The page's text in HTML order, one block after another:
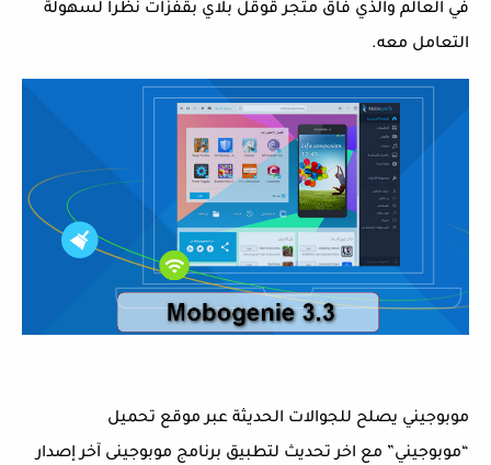
في العالم والذي فاق متجر قوقل بلاي بقفزات نظراً لسهولة
التعامل معه.
موبوجيني يصلح للجوالات الحديثة عبر موقع تحميل
“موبوجيني” مع اخر تحديث لتطبيق برنامج موبوجينى آخر إصدار